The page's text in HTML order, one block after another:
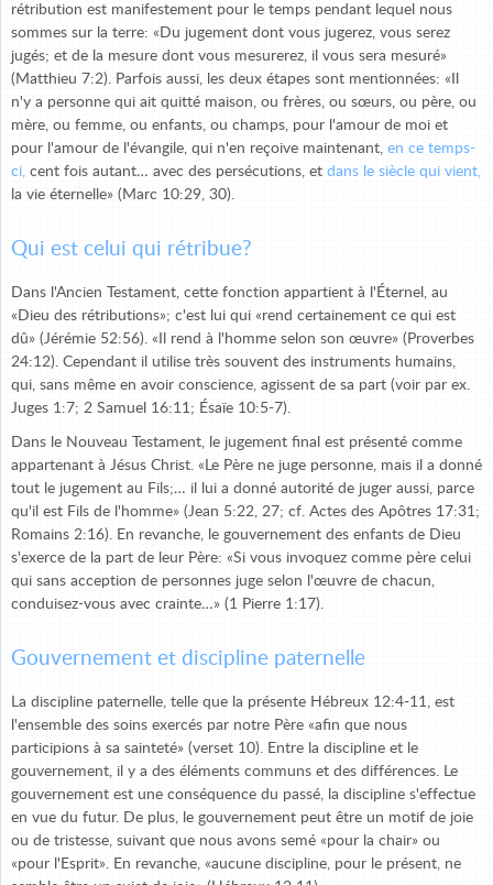
rétribution est manifestement pour le temps pendant lequel nous
sommes sur la terre: «Du jugement dont vous jugerez, vous serez
jugés; et de la mesure dont vous mesurerez, il vous sera mesuré»
(Matthieu 7:2). Parfois aussi, les deux étapes sont mentionnées: «Il
n'y a personne qui ait quitté maison, ou frères, ou sœurs, ou père, ou
mère, ou femme, ou enfants, ou champs, pour l'amour de moi et
pour l'amour de l'évangile, qui n'en reçoive maintenant, en ce temps-
ci, cent fois autant… avec des persécutions, et dans le siècle qui vient,
la vie éternelle» (Marc 10:29, 30).
Qui est celui qui rétribue?
Dans l'Ancien Testament, cette fonction appartient à l'Éternel, au
«Dieu des rétributions»; c'est lui qui «rend certainement ce qui est
dû» (Jérémie 52:56). «Il rend à l'homme selon son œuvre» (Proverbes
24:12). Cependant il utilise très souvent des instruments humains,
qui, sans même en avoir conscience, agissent de sa part (voir par ex.
Juges 1:7; 2 Samuel 16:11; Ésaïe 10:5-7).
Dans le Nouveau Testament, le jugement final est présenté comme
appartenant à Jésus Christ. «Le Père ne juge personne, mais il a donné
tout le jugement au Fils;… il lui a donné autorité de juger aussi, parce
qu'il est Fils de l'homme» (Jean 5:22, 27; cf. Actes des Apôtres 17:31;
Romains 2:16). En revanche, le gouvernement des enfants de Dieu
s'exerce de la part de leur Père: «Si vous invoquez comme père celui
qui sans acception de personnes juge selon l'œuvre de chacun,
conduisez-vous avec crainte…» (1 Pierre 1:17).
Gouvernement et discipline paternelle
La discipline paternelle, telle que la présente Hébreux 12:4-11, est
l'ensemble des soins exercés par notre Père «afin que nous
participions à sa sainteté» (verset 10). Entre la discipline et le
gouvernement, il y a des éléments communs et des différences. Le
gouvernement est une conséquence du passé, la discipline s'effectue
en vue du futur. De plus, le gouvernement peut être un motif de joie
ou de tristesse, suivant que nous avons semé «pour la chair» ou
«pour l'Esprit». En revanche, «aucune discipline, pour le présent, ne